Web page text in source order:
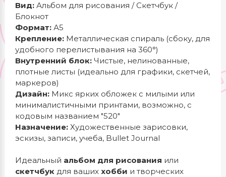
Вид: Альбом для рисования / Скетчбук /
Блокнот
Формат: А5
Крепление: Металлическая спираль (сбоку, для
удобного перелистывания на 360°)
Внутренний блок: Чистые, нелинованные,
плотные листы (идеально для графики, скетчей,
маркеров)
Дизайн: Микс ярких обложек с милыми или
минималистичными принтами, возможно, с
кодовым названием "520"
Назначение: Художественные зарисовки,
эскизы, записи, учеба, Bullet Journal
Идеальный альбом для рисования или
скетчбук для ваших хобби и творческих